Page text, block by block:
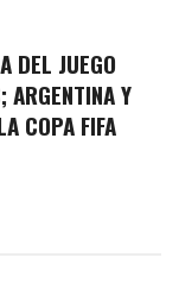
DEL JUEGO
ARGENTINA Y
COPA FIFA